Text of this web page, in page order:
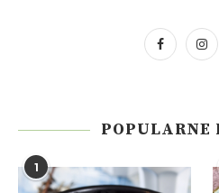
POPULARNE
1